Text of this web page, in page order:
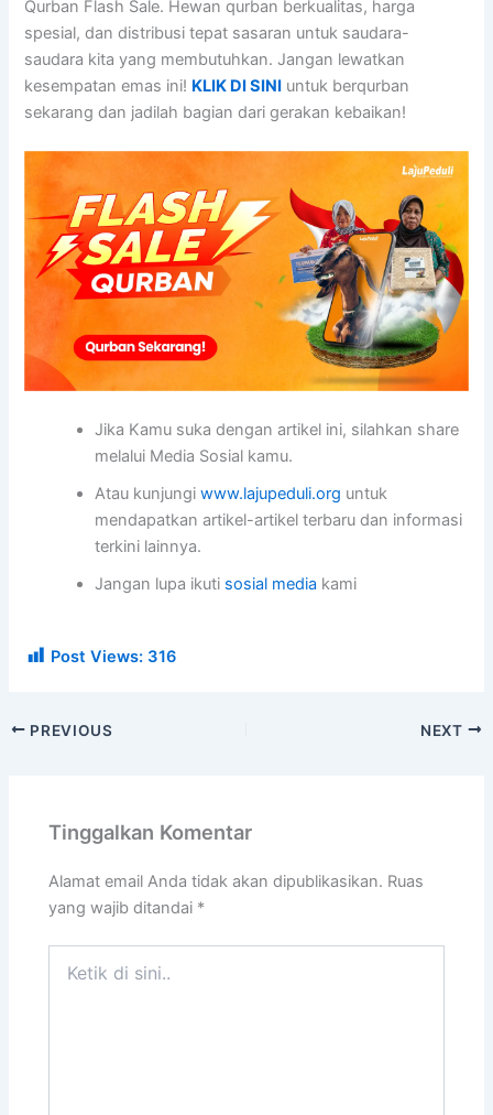
Qurban Flash Sale. Hewan qurban berkualitas, harga
spesial, dan distribusi tepat sasaran untuk saudara-
saudara kita yang membutuhkan. Jangan lewatkan
kesempatan emas ini! KLIK DI SINI untuk berqurban
sekarang dan jadilah bagian dari gerakan kebaikan!
Jika Kamu suka dengan artikel ini, silahkan share
melalui Media Sosial kamu.
Atau kunjungiwww.lajupeduli.org untuk
mendapatkan artikel-artikel terbaru dan informasi
terkini lainnya.
Jangan lupa ikuti sosial media kami
Post Views: 316
PREVIOUS NEXT
Tinggalkan Komentar
Alamat email Anda tidak akan dipublikasikan. Ruas
yang wajib ditandai *